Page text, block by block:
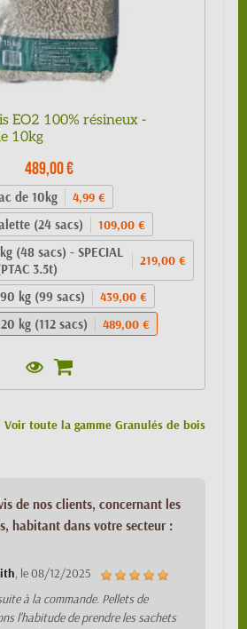
EO2 100% résineux -
10kg
489,00 €
de 10kg 4,99 €
(24 sacs) 109,00 €
(48 sacs) - SPECIAL
3.5t)
219,00 €
kg (99 sacs) 439,00 €
kg (112 sacs) 489,00 €
Voir toute la gamme Granulés de bois
de nos clients, concernant les
habitant dans votre secteur :
, le08/12/2025
à la commande. Pellets de
l'habitude de prendre les sachets